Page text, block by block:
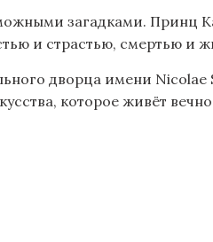
загадками. Принц
и страстью, смертью и
дворца имени Nicolae
которое живёт